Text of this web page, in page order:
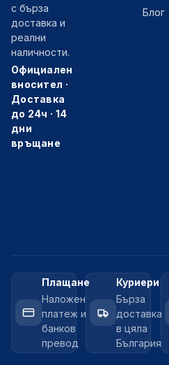
с бърза
доставка и
реални
наличности.
Официален
вносител ·
Доставка
до 24ч · 14
дни
връщане
Блог
Плащане
Наложен
платеж и
банков
превод
Куриери
Бърза
доставка
в цяла
България